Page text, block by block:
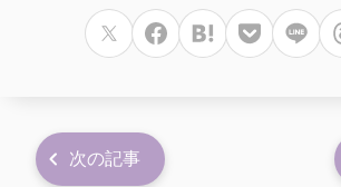
次の記事